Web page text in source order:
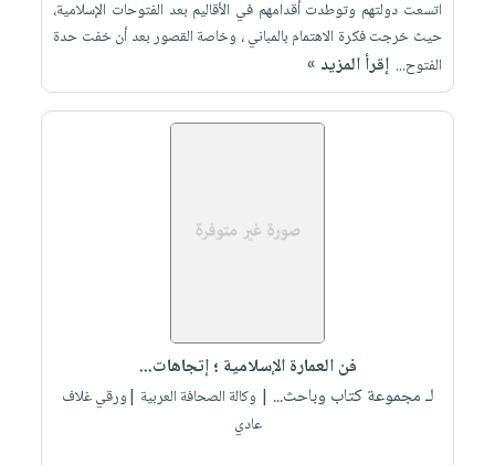
اتسعت دولتهم وتوطدت أقدامهم في الأقاليم بعد الفتوحات الإسلامية،
حيث خرجت فكرة الاهتمام بالمباني ، وخاصة القصور بعد أن خفت حدة
الفتوح... إقرأ المزيد »
فن العمارة الإسلامية ؛ إتجاهات...
لـ مجموعة كتاب وباحث... | وكالة الصحافة العربية |ورقي غلاف
عادي